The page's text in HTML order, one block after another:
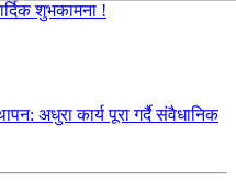
शुभकामना !
अधुरा कार्य पूरा गर्दै संवैधानिक